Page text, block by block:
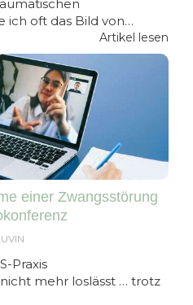
ich oft das Bild von…
Artikel lesen
einer Zwangsstörung
Praxis
mehr loslässt … trotz